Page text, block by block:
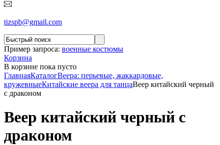
tizspb@gmail.com
Пример запроса: военные костюмы
Корзина
В корзине пока пусто
ГлавнаяКаталогВеера: перьевые, жаккардовые,
кружевныеКитайские веера для танцаВеер китайский черный
с драконом
Веер китайский черный с
драконом